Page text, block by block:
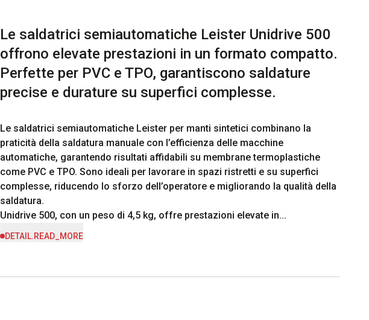
Le saldatrici semiautomatiche Leister Unidrive 500
offrono elevate prestazioni in un formato compatto.
Perfette per PVC e TPO, garantiscono saldature
precise e durature su superfici complesse.
Le saldatrici semiautomatiche Leister per manti sintetici combinano la
praticità della saldatura manuale con l’efficienza delle macchine
automatiche, garantendo risultati affidabili su membrane termoplastiche
come PVC e TPO. Sono ideali per lavorare in spazi ristretti e su superfici
complesse, riducendo lo sforzo dell’operatore e migliorando la qualità della
saldatura.
Unidrive 500, con un peso di 4,5 kg, offre prestazioni elevate in...
DETAIL.READ_MORE